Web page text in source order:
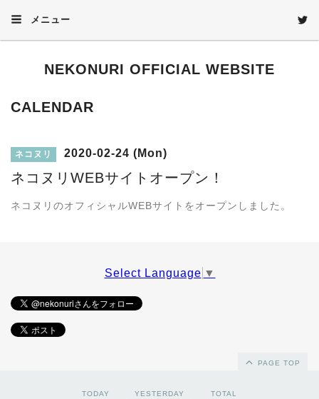
メニュー
NEKONURI OFFICIAL WEBSITE
CALENDAR
ネコヌリ 2020-02-24 (Mon)
ネコヌリWEBサイトオープン！
ネコヌリのオフィシャルWEBサイトをオープンしました。
Select Language ▼
PAGE TOP
TODAY YESTERDAY TOTAL